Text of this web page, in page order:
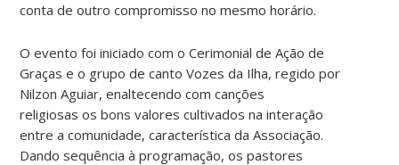
conta de outro compromisso no mesmo horário.
O evento foi iniciado com o Cerimonial de Ação de
Graças e o grupo de canto Vozes da Ilha, regido por
Nilzon Aguiar, enaltecendo com canções
religiosas os bons valores cultivados na interação
entre a comunidade, característica da Associação.
Dando sequência à programação, os pastores